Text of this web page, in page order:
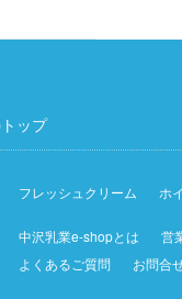
ップ
フレッシュクリーム ホ
中沢乳業e-shopとは 営
よくあるご質問
お問合